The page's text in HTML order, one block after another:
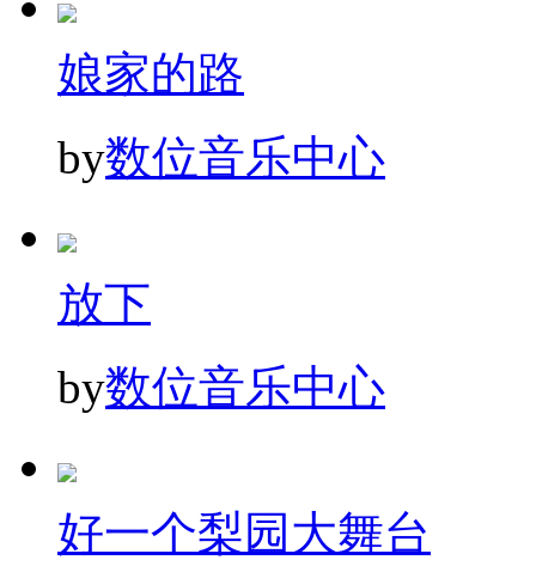
娘家的路
by数位音乐中心
放下
by数位音乐中心
好一个梨园大舞台